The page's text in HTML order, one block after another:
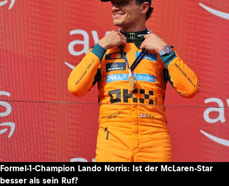
Formel-1-Champion Lando Norris: Ist der McLaren-Star
besser als sein Ruf?